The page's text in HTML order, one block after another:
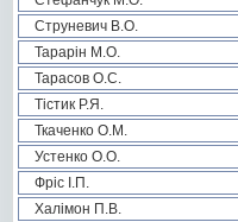
Струневич В.О.
Тарарін М.О.
Тарасов О.С.
Тістик Р.Я.
Ткаченко О.М.
Устенко О.О.
Фріс І.П.
Халімон П.В.